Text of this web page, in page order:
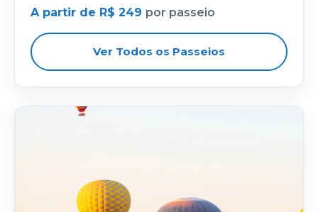
A partir de R$ 249 por passeio
Ver Todos os Passeios